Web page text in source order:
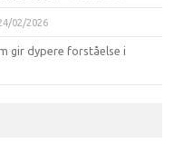
02/2026
gir dypere forståelse i